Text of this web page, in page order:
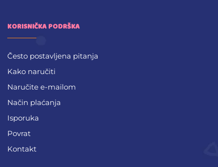
KORISNIČKA PODRŠKA
Često postavljena pitanja
Kako naručiti
Naručite e-mailom
Način plaćanja
Isporuka
Povrat
Kontakt